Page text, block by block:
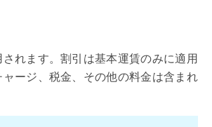
れます。割引は基本運賃のみに適用
ージ、税金、その他の料金は含まれ